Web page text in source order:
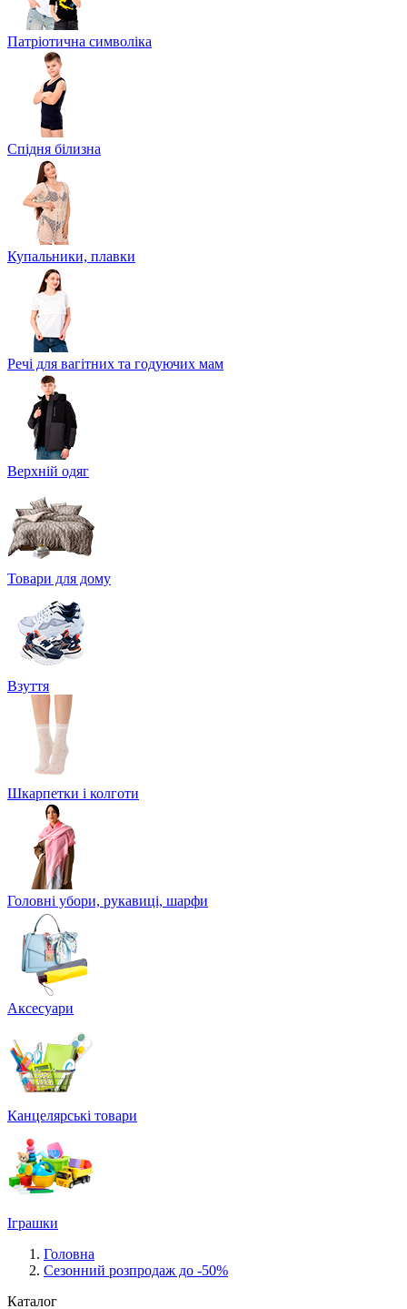
Патріотична символіка
Спідня білизна
Купальники, плавки
Речі для вагітних та годуючих мам
Верхній одяг
Товари для дому
Взуття
Шкарпетки і колготи
Головні убори, рукавиці, шарфи
Аксесуари
Канцелярські товари
Іграшки
Головна
Сезонний розпродаж до -50%
Каталог